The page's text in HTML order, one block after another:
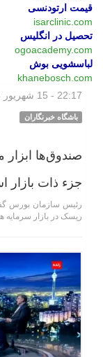
قیمت ارتودنسی
isarclinic.com
تحصیل در انگلیس
ogoacademy.com
لباسشویی بوش
khanebosch.com
22:17 - 15 شهریور 1404
باشگاه خبرنگاران
صندوق‌ها
جزء ذات بازار
ریسک در بازار سرمایه